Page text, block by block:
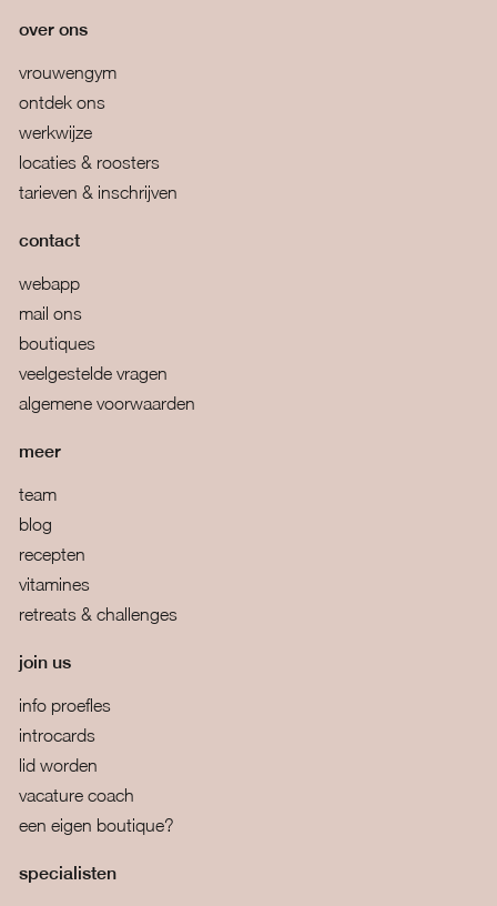
over ons
vrouwengym
ontdek ons
werkwijze
locaties & roosters
tarieven & inschrijven
contact
webapp
mail ons
boutiques
veelgestelde vragen
algemene voorwaarden
meer
team
blog
recepten
vitamines
retreats & challenges
join us
info proefles
introcards
lid worden
vacature coach
een eigen boutique?
specialisten